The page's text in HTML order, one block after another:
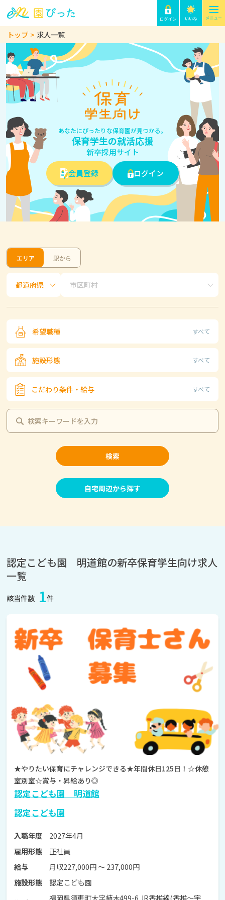
トップ 求人一覧
あなたにぴったりな保育園が見つかる。
保育学生の就活応援
新卒採用サイト
会員登録
ログイン
エリア 駅から
希望職種 すべて
施設形態 すべて
こだわり条件・給与 すべて
検索
自宅周辺から探す
認定こども園 明道館の新卒保育学生向け求人
一覧
該当件数 1件
★やりたい保育にチャレンジできる★年間休日125日！☆休憩
室別室☆賞与・昇給あり◎
認定こども園 明道館
認定こども園
入職年度
2027年4月
雇用形態
正社員
給与
月収227,000円 〜 237,000円
施設形態
認定こども園
福岡県須恵町大字植木499-6 JR香椎線(香椎～宇